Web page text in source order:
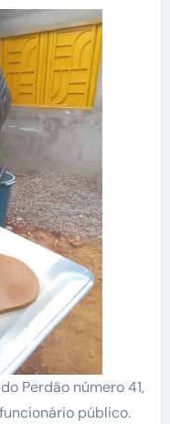
Perdão número 41,
público.